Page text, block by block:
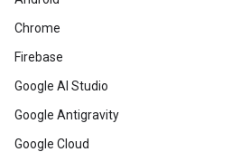
Chrome
Firebase
Google AI Studio
Google Antigravity
Google Cloud